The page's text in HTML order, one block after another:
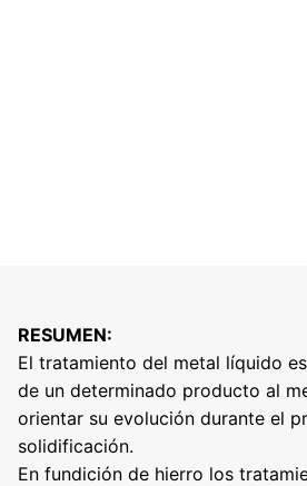
RESUMEN:
El tratamiento del metal líquido
de un determinado producto al
orientar su evolución durante el
solidificación.
En fundición de hierro los